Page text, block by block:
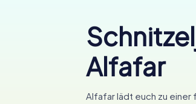
Alfafar
Alfafar lädt euch zu einer